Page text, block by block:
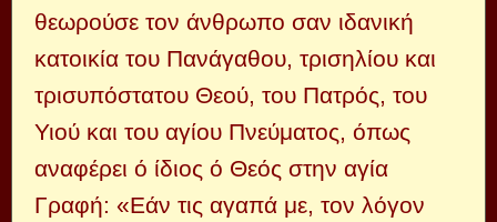
θεωρούσε τον άνθρωπο σαν ιδανική
κατοικία του Πανάγαθου, τρισηλίου και
τρισυπόστατου Θεού, του Πατρός, του
Υιού και του αγίου Πνεύματος, όπως
αναφέρει ό ίδιος ό Θεός στην αγία
Γραφή: «Εάν τις αγαπά με, τον λόγον